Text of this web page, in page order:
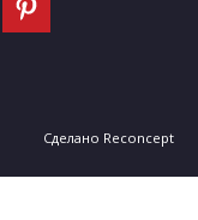
Сделано Reconcept